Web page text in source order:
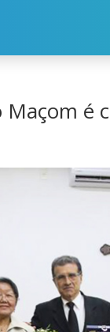
do Maçom é
é